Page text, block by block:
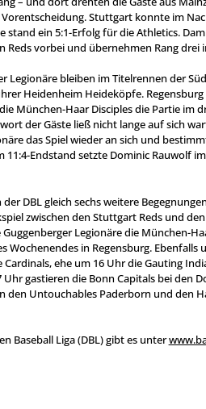
Stuttgart konnte im
stand ein 5:1-Erfolg für die Athletics.
Reds vorbei und übernehmen Rang drei
Legionäre bleiben im Titelrennen der
Heidenheim Heideköpfe.
München-Haar Disciples die Partie im
der Gäste ließ nicht lange auf sich
das Spiel wieder an sich und
11:4-Endstand setzte Dominic Rauwolf
DBL gleich sechs weitere
zwischen den Stuttgart Reds und
Legionäre die München-
Wochenendes in Regensburg.
ehe um 16 Uhr die Gauting
gastieren die Bonn Capitals bei den
den Untouchables Paderborn und den
Baseball Liga (DBL) gibt es unter